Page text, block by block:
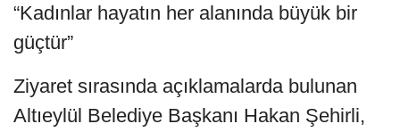
“Kadınlar hayatın her alanında büyük bir
güçtür”
Ziyaret sırasında açıklamalarda bulunan
Altıeylül Belediye Başkanı Hakan Şehirli,